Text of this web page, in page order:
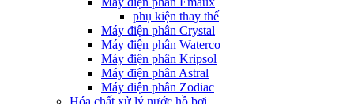
phụ kiện thay thế
Máy điện phân Crystal
Máy điện phân Waterco
Máy điện phân Kripsol
Máy điện phân Astral
Máy điện phân Zodiac
Hóa chất xử lý nước hồ bơi